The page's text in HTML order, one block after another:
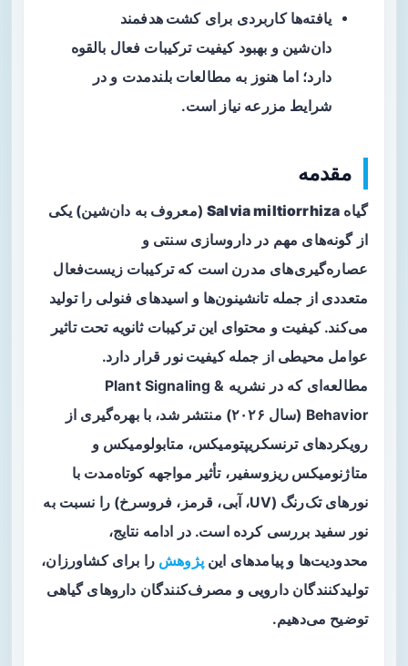
یافته‌ها کاربردی برایکشت هدفمند
دان‌شین و بهبود کیفیت ترکیبات فعال بالقوه
دارد؛ اما هنوز به مطالعات بلندمدت و در
شرایط مزرعه نیاز است.
مقدمه
گیاه Salvia miltiorrhiza(معروف به دان‌شین) یکی
از گونه‌های مهم در داروسازی سنتی و
عصاره‌گیری‌های مدرن است که ترکیبات زیست‌فعال
متعددی از جمله تانشینون‌ها و اسیدهای فنولی را تولید
می‌کند. کیفیت و محتوای این ترکیبات ثانویه تحت تاثیر
عوامل محیطی از جملهکیفیت نور قرار دارد.
مطالعه‌ای که در نشریه Plant Signaling &
Behavior (سال ۲۰۲۶) منتشر شد، با بهره‌گیری از
رویکردهایترنسکریپتومیکس، متابولومیکس و
متاژنومیکس ریزوسفیر، تأثیر مواجهه کوتاه‌مدت با
نورهای تک‌رنگ (UV، آبی، قرمز، فروسرخ) را نسبت به
نور سفید بررسی کرده است. در ادامه نتایج،
محدودیت‌ها و پیامدهای اینپژوهش را برای کشاورزان،
تولیدکنندگان دارویی و مصرف‌کنندگان داروهای گیاهی
توضیح می‌دهیم.